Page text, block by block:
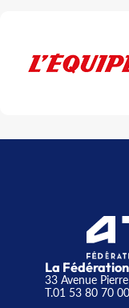
La
33 Avenue
T.01 53 80 70 00